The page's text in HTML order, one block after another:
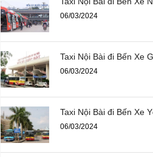
06/03/2024
Taxi Nội Bài đi Bến Xe
06/03/2024
Taxi Nội Bài đi Bến Xe
06/03/2024